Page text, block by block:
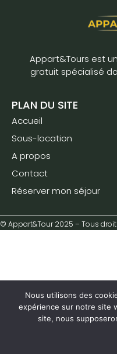
Appart&Tours est
gratuit spécialisé
PLAN DU SITE
Accueil
Sous-location
A propos
Contact
Réserver mon séjour
© Appart&Tour 2025 – Tous
Nous utilisons des
expérience sur notre site
site, nous